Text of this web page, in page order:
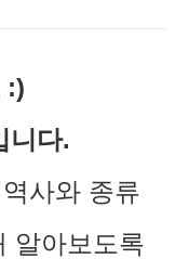
:)
니다.
사와 종류
알아보도록